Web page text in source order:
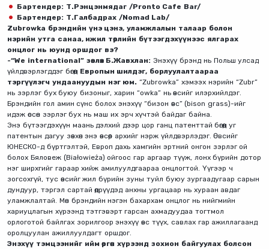
Бартендер: Т.Рэнцэнмядаг /Pronto Cafe Bar/
Бартендер: Т.Галбадрах /Nomad Lab/
Zubrowka брэндийн үнэ цэнэ, уламжлалын талаар болон
нэрийн утга санаа, ижил төрлийн бүтээгдэхүүнээс ялгарах
онцлог нь юунд оршдог вэ?
-“We international” зөвлөх Б.Жавхлан:Энэхүү брэнд нь Польш улсад
үйлдвэрлэгддэг бөгөөд Европын шилдэг, борлуулалтаараа
тэргүүлэгч ундаануудын нэг юм. “Zubrowka” хэмээх нэрийн “Zubr”
нь зэрлэг бух буюу бизоныг, харин “owka” нь өвсийг илэрхийлдэг.
Брэндийн гол амин сүнс болох энэхүү “бизон өвс” (bison grass)-ийг
идэж өссөн зэрлэг бух нь маш их эрч хүчтэй байдаг байна.
Энэ бүтээгдэхүүн маань дэлхий дээр цор ганц патенттай бөгөөд уг
патентын дагуу зөвхөн энэ өвсөөр архийг нэрж үйлдвэрлэдэг. Өвсийг
ЮНЕСКО-д бүртгэлтэй, Европ дахь хамгийн эртний онгон зэрлэг ой
болох Бяловеж (Białowieża) ойгоос гар аргаар түүж, лонх бүрийн дотор
нэг ширхгийг гараар хийж амилуулдгаараа онцлогтой. Үүгээр ч
зогсохгүй, тус өвсийг жил бүрийн зуны туйл буюу зургаадугаар сарын
дундуур, тэргэл сартай өдрүүдэд анхны ургацаар нь хураан авдаг
уламжлалтай. Мөн брэндийн нэгэн бахархам онцлог нь нийгмийн
хариуцлагын хүрээнд тэтгэвэрт гарсан ахмадуудаа тогтмол
орлоготой байлгах зорилгоор энэхүү өвс түүх, савлах гар ажиллагаанд
оролцуулан ажиллуулдагт оршдог.
Энэхүү тэмцээнийг ийм өргөн хүрээнд зохион байгуулах болсон